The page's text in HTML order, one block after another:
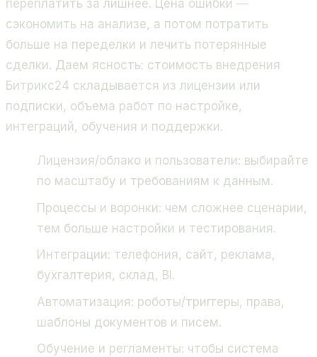
переплатить за лишнее. Цена ошибки —
сэкономить на анализе, а потом потратить
больше на переделки и лечить потерянные
сделки. Даем ясность: стоимость внедрения
Битрикс24 складывается из лицензии или
подписки, объема работ по настройке,
интеграций, обучения и поддержки.
Лицензия/облако и пользователи: выбирайте
по масштабу и требованиям к данным.
Процессы и воронки: чем сложнее сценарии,
тем больше настройки и тестирования.
Интеграции: телефония, сайт, реклама,
бухгалтерия, склад, BI.
Автоматизация: роботы/триггеры, права,
шаблоны документов и писем.
Обучение и регламенты: чтобы система